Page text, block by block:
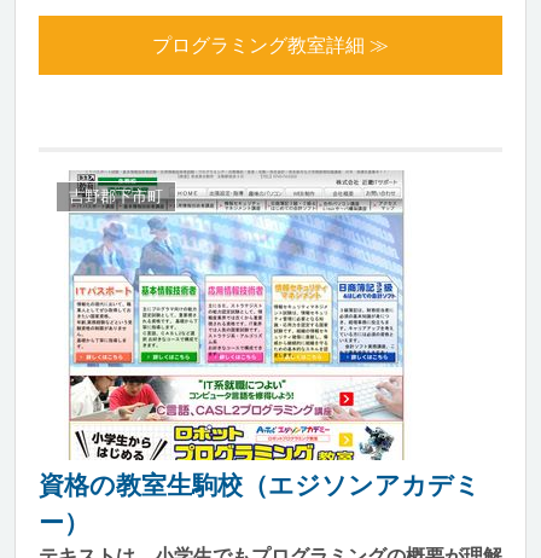
プログラミング教室詳細 ≫
吉野郡下市町
資格の教室生駒校（エジソンアカデミ
ー）